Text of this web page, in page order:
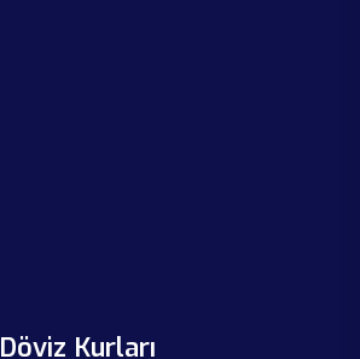
Döviz Kurları